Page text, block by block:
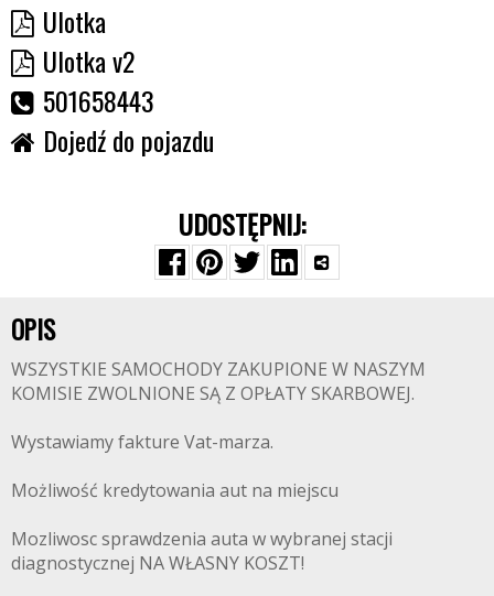
Ulotka
Ulotka v2
501658443
Dojedź do pojazdu
UDOSTĘPNIJ:
OPIS
WSZYSTKIE SAMOCHODY ZAKUPIONE W NASZYM
KOMISIE ZWOLNIONE SĄ Z OPŁATY SKARBOWEJ.
Wystawiamy fakture Vat-marza.
Możliwość kredytowania aut na miejscu
Mozliwosc sprawdzenia auta w wybranej stacji
diagnostycznej NA WŁASNY KOSZT!